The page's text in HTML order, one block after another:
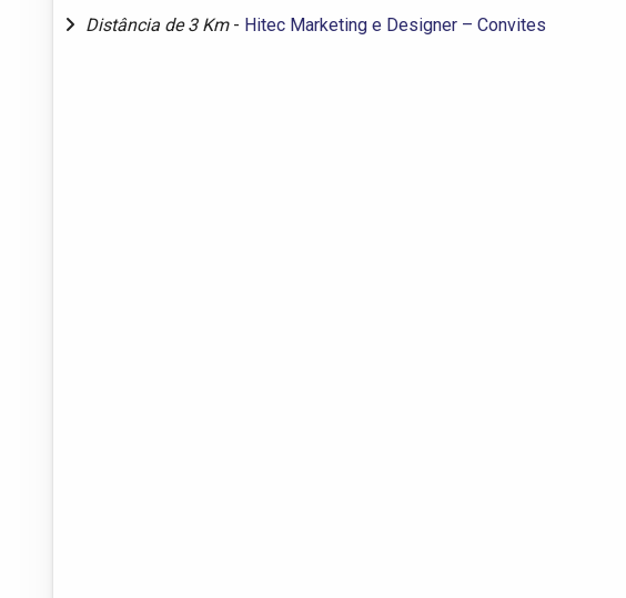
Distância de 3 Km - Hitec Marketing e Designer – Convites